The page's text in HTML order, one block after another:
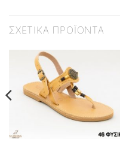
ΣΧΕΤΙΚΆ ΠΡΟΪΌΝΤΑ